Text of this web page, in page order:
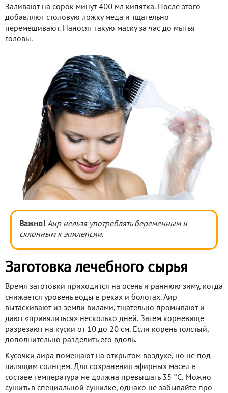
Заливают на сорок минут 400 мл кипятка. После этого
добавляют столовую ложку меда и тщательно
перемешивают. Наносят такую маску за час до мытья
головы.
Важно! Аир нельзя употреблять беременным и
склонным к эпилепсии.
Заготовка лечебного сырья
Время заготовки приходится на осень и раннюю зиму, когда
снижается уровень воды в реках и болотах. Аир
вытаскивают из земли вилами, тщательно промывают и
дают «привялиться» несколько дней. Затем корневище
разрезают на куски от 10 до 20 см. Если корень толстый,
дополнительно разделить его вдоль.
Кусочки аира помещают на открытом воздухе, но не под
палящим солнцем. Для сохранения эфирных масел в
составе температура не должна превышать 35 °С. Можно
сушить в специальной сушилке, однако не забывайте про